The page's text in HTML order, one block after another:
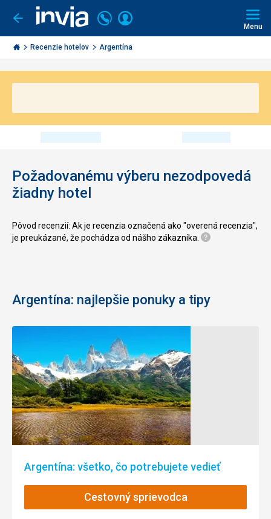
Ísť
späť
Invia.sk
Volajte
+421
2
3221
Prihlásiť
Menu
Recenzie hotelov Argentína
Požadovanému výberu nezodpovedá
žiadny hotel
Pôvod recenzií: Ak je recenzia označená ako "overená recenzia",
je preukázané, že pochádza od nášho zákazníka.
Argentína: najlepšie ponuky a tipy
Argentína: všetko, čo potrebujete vedieť
Cestovný sprievodca